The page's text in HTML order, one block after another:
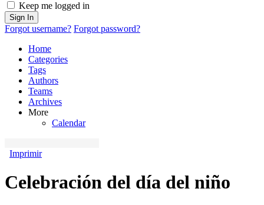
Keep me logged in
Sign In
Forgot username? Forgot password?
Home
Categories
Tags
Authors
Teams
Archives
More
Calendar
Imprimir
Celebración del día del niño